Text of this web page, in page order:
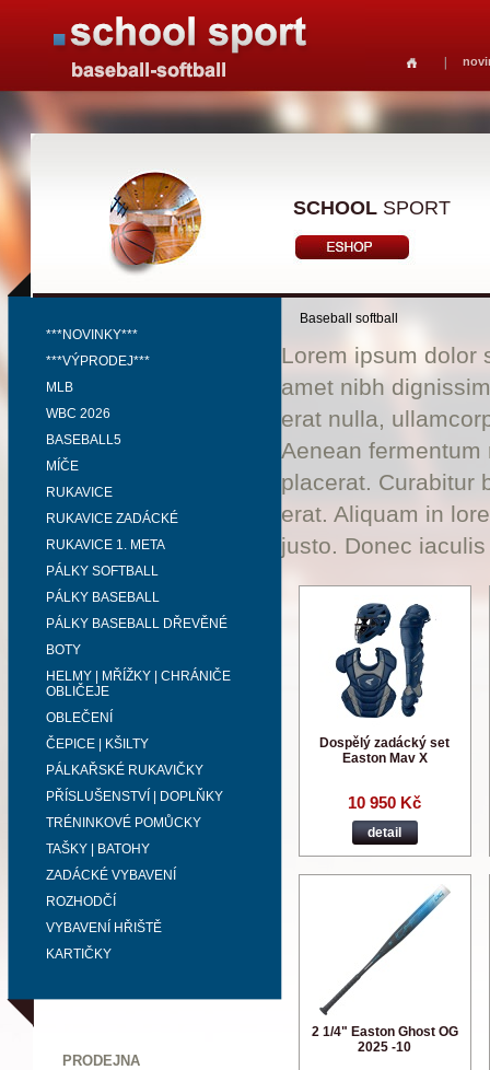
SCHOOL SPORT
***NOVINKY***
***VÝPRODEJ***
MLB
WBC 2026
BASEBALL5
MÍČE
RUKAVICE
RUKAVICE ZADÁCKÉ
RUKAVICE 1. META
PÁLKY SOFTBALL
PÁLKY BASEBALL
PÁLKY BASEBALL DŘEVĚNÉ
BOTY
HELMY | MŘÍŽKY | CHRÁNIČE
OBLIČEJE
OBLEČENÍ
ČEPICE | KŠILTY
PÁLKAŘSKÉ RUKAVIČKY
PŘÍSLUŠENSTVÍ | DOPLŇKY
TRÉNINKOVÉ POMŮCKY
TAŠKY | BATOHY
ZADÁCKÉ VYBAVENÍ
ROZHODČÍ
VYBAVENÍ HŘIŠTĚ
KARTIČKY
PRODEJNA
Baseball softball
Lorem ipsum dolor
amet nibh
erat nulla,
Aenean
placerat. Curabitur
erat. Aliquam in
justo. Donec
Dospělý zadácký set
Easton Mav X
10 950 Kč
detail
2 1/4" Easton Ghost OG
2025 -10